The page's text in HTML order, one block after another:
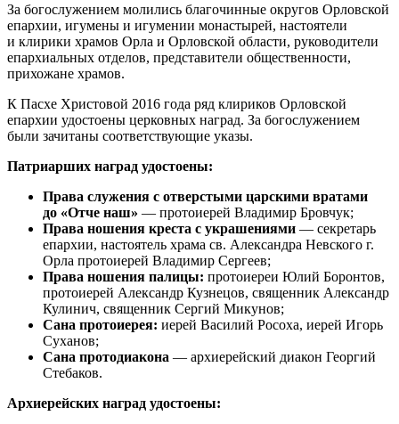
За богослужением молились благочинные округов Орловской
епархии, игумены и игумении монастырей, настоятели
и клирики храмов Орла и Орловской области, руководители
епархиальных отделов, представители общественности,
прихожане храмов.
К Пасхе Христовой 2016 года ряд клириков Орловской
епархии удостоены церковных наград. За богослужением
были зачитаны соответствующие указы.
Патриарших наград удостоены:
Права служения с отверстыми царскими вратами
до «Отче наш» — протоиерей Владимир Бровчук;
Права ношения креста с украшениями — секретарь
епархии, настоятель храма св. Александра Невского г.
Орла протоиерей Владимир Сергеев;
Права ношения палицы: протоиереи Юлий Боронтов,
протоиерей Александр Кузнецов, священник Александр
Кулинич, священник Сергий Микунов;
Сана протоиерея: иерей Василий Росоха, иерей Игорь
Суханов;
Сана протодиакона — архиерейский диакон Георгий
Стебаков.
Архиерейских наград удостоены: